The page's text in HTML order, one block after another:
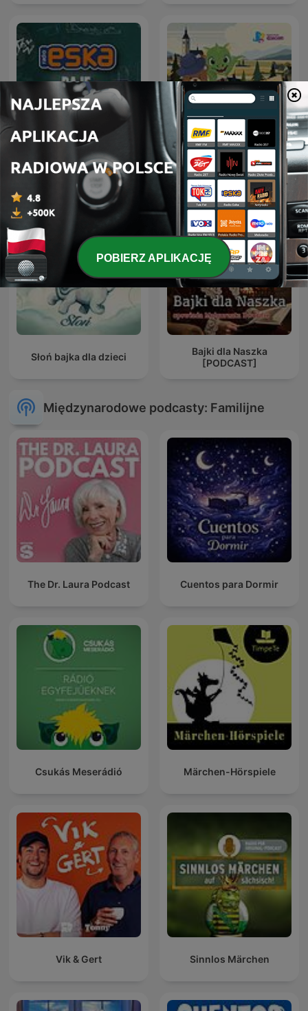
ESKA daje szkołę
Smok i Miś na wakacjach
w… Polsce
Słoń bajka dla dzieci
Bajki dla Naszka
[PODCAST]
Międzynarodowe podcasty: Familijne
The Dr. Laura Podcast Cuentos para Dormir
Csukás Meserádió Märchen-Hörspiele
Vik & Gert Sinnlos Märchen
POBIERZ APLIKACJĘ